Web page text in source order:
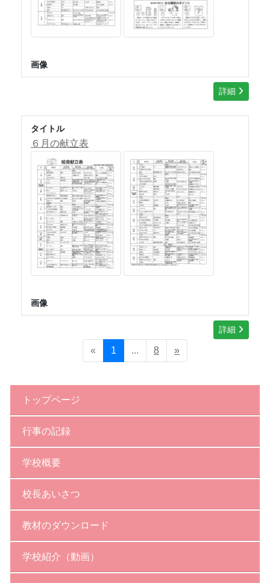
トップページ
行事の記録
学校概要
校長あいさつ
教材のダウンロード
学校紹介（動画）
画像
詳細
タイトル
６月の献立表
画像
詳細
« 1 ... 8 »